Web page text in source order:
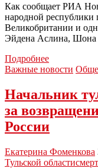
Как сообщает РИА
народной республики
Великобритании и
Эйдена Аслина,
ПодробнееСуд
ДНР:
смертная
казнь
Важные новости
Начальник
за
России
Екатерина Фоменкова
Тульской области